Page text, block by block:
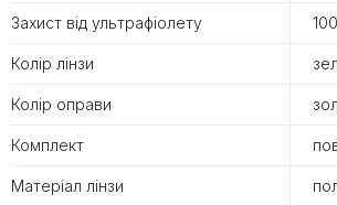
Захист від ультрафіолету
Колір лінзи
Колір оправи
Комплект
Матеріал лінзи